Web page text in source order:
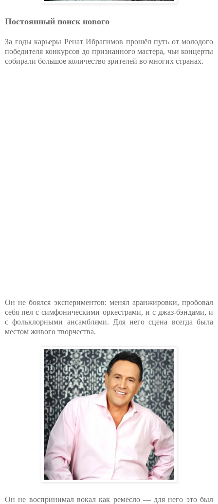
Постоянный поиск нового
За годы карьеры Ренат Ибрагимов прошёл путь от молодого
победителя конкурсов до признанного мастера, чьи концерты
собирали большое количество зрителей во многих странах.
Он не боялся экспериментов: менял аранжировки, пробовал
себя пел с симфоническими оркестрами, и с джаз-бэндами, и
с фольклорными ансамблями. Для него сцена всегда была
местом живого творчества.
Он не воспринимал вокал как ремесло — для него это был